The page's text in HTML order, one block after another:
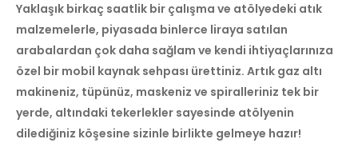
Yaklaşık birkaç saatlik bir çalışma ve atölyedeki atık
malzemelerle, piyasada binlerce liraya satılan
arabalardan çok daha sağlam ve kendi ihtiyaçlarınıza
özel bir mobil kaynak sehpası ürettiniz. Artık gaz altı
makineniz, tüpünüz, maskeniz ve spiralleriniz tek bir
yerde, altındaki tekerlekler sayesinde atölyenin
dilediğiniz köşesine sizinle birlikte gelmeye hazır!